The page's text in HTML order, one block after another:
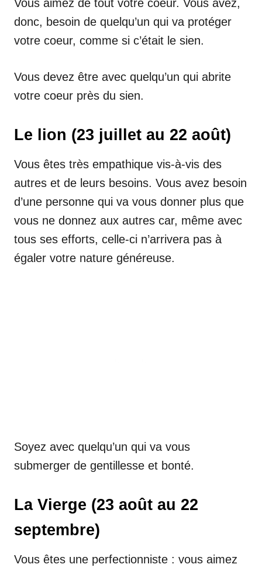
Vous aimez de tout votre coeur. Vous avez,
donc, besoin de quelqu’un qui va protéger
votre coeur, comme si c’était le sien.
Vous devez être avec quelqu’un qui abrite
votre coeur près du sien.
Le lion (23 juillet au 22 août)
Vous êtes très empathique vis-à-vis des
autres et de leurs besoins. Vous avez besoin
d’une personne qui va vous donner plus que
vous ne donnez aux autres car, même avec
tous ses efforts, celle-ci n’arrivera pas à
égaler votre nature généreuse.
Soyez avec quelqu’un qui va vous
submerger de gentillesse et bonté.
La Vierge (23 août au 22
septembre)
Vous êtes une perfectionniste : vous aimez